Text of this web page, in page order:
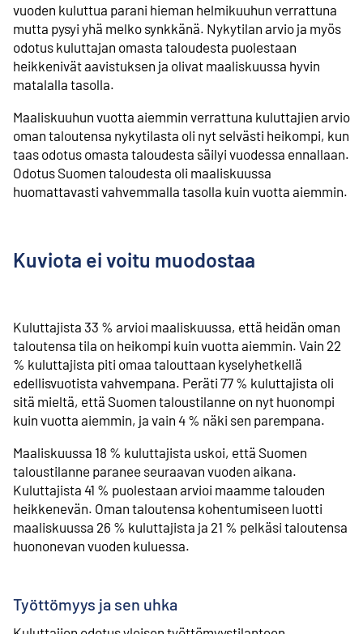
vuoden kuluttua parani hieman helmikuuhun verrattuna
mutta pysyi yhä melko synkkänä. Nykytilan arvio ja myös
odotus kuluttajan omasta taloudesta puolestaan
heikkenivät aavistuksen ja olivat maaliskuussa hyvin
matalalla tasolla.
Maaliskuuhun vuotta aiemmin verrattuna kuluttajien arvio
oman taloutensa nykytilasta oli nyt selvästi heikompi, kun
taas odotus omasta taloudesta säilyi vuodessa ennallaan.
Odotus Suomen taloudesta oli maaliskuussa
huomattavasti vahvemmalla tasolla kuin vuotta aiemmin.
Kuviota ei voitu muodostaa
Kuluttajista 33 % arvioi maaliskuussa, että heidän oman
taloutensa tila on heikompi kuin vuotta aiemmin. Vain 22
% kuluttajista piti omaa talouttaan kyselyhetkellä
edellisvuotista vahvempana. Peräti 77 % kuluttajista oli
sitä mieltä, että Suomen taloustilanne on nyt huonompi
kuin vuotta aiemmin, ja vain 4 % näki sen parempana.
Maaliskuussa 18 % kuluttajista uskoi, että Suomen
taloustilanne paranee seuraavan vuoden aikana.
Kuluttajista 41 % puolestaan arvioi maamme talouden
heikkenevän. Oman taloutensa kohentumiseen luotti
maaliskuussa 26 % kuluttajista ja 21 % pelkäsi taloutensa
huononevan vuoden kuluessa.
Työttömyys ja sen uhka